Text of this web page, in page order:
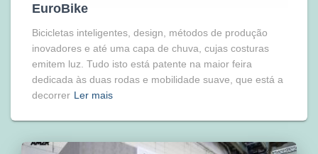
EuroBike
Bicicletas inteligentes, design, métodos de produção
inovadores e até uma capa de chuva, cujas costuras
emitem luz. Tudo isto está patente na maior feira
dedicada às duas rodas e mobilidade suave, que está a
decorrer Ler mais